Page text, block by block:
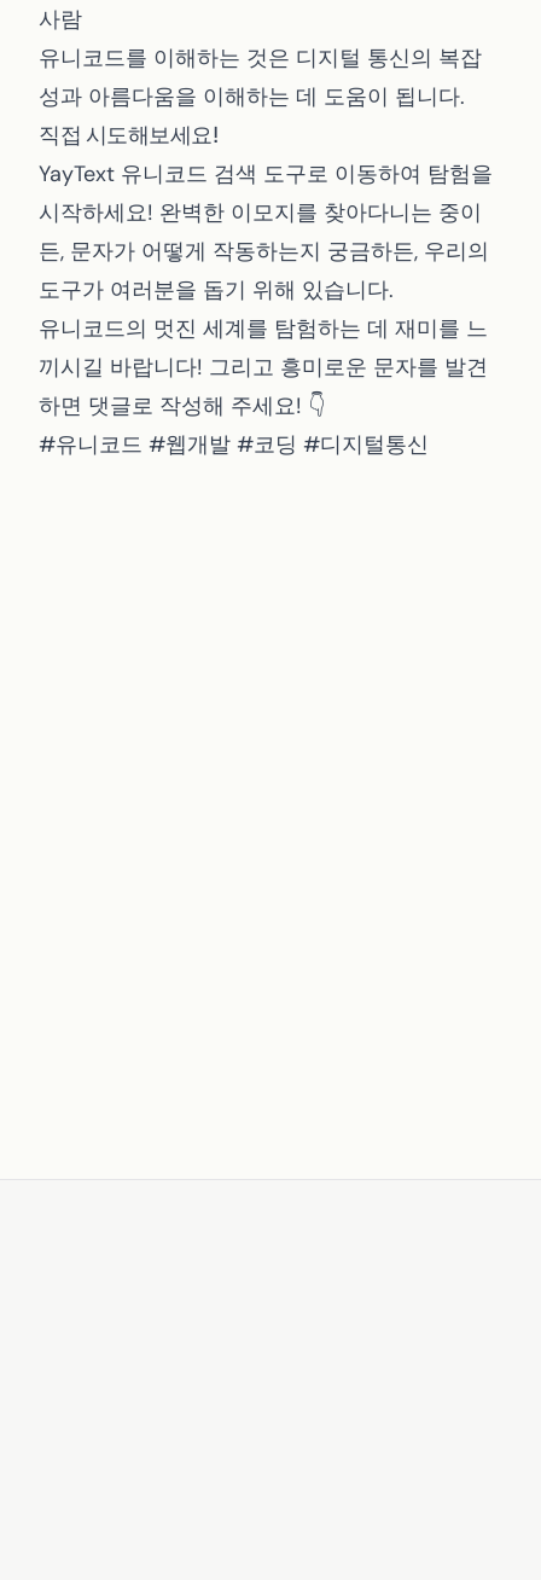
사람
유니코드를 이해하는 것은 디지털 통신의 복잡
성과 아름다움을 이해하는 데 도움이 됩니다.
직접 시도해보세요!
YayText 유니코드 검색 도구로 이동하여 탐험을
시작하세요! 완벽한 이모지를 찾아다니는 중이
든, 문자가 어떻게 작동하는지 궁금하든, 우리의
도구가 여러분을 돕기 위해 있습니다.
유니코드의 멋진 세계를 탐험하는 데 재미를 느
끼시길 바랍니다! 그리고 흥미로운 문자를 발견
하면 댓글로 작성해 주세요! 👇
#유니코드 #웹개발 #코딩 #디지털통신